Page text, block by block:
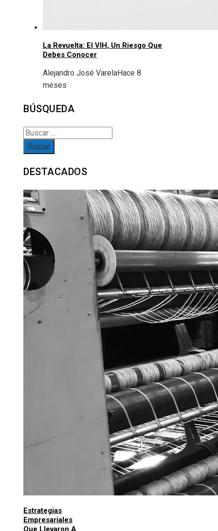
La Revuelta: El VIH, Un Riesgo Que
Debes Conocer
Alejandro José VarelaHace 8
meses
BÚSQUEDA
Buscar:
DESTACADOS
Estrategias
Empresariales
Que Llevaron A